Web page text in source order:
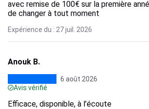
avec remise de 100€ sur la première
de changer à tout moment
Expérience du : 27 juil. 2026
Anouk B.
6 août 2026
Avis vérifié
Efficace, disponible, à l’écoute